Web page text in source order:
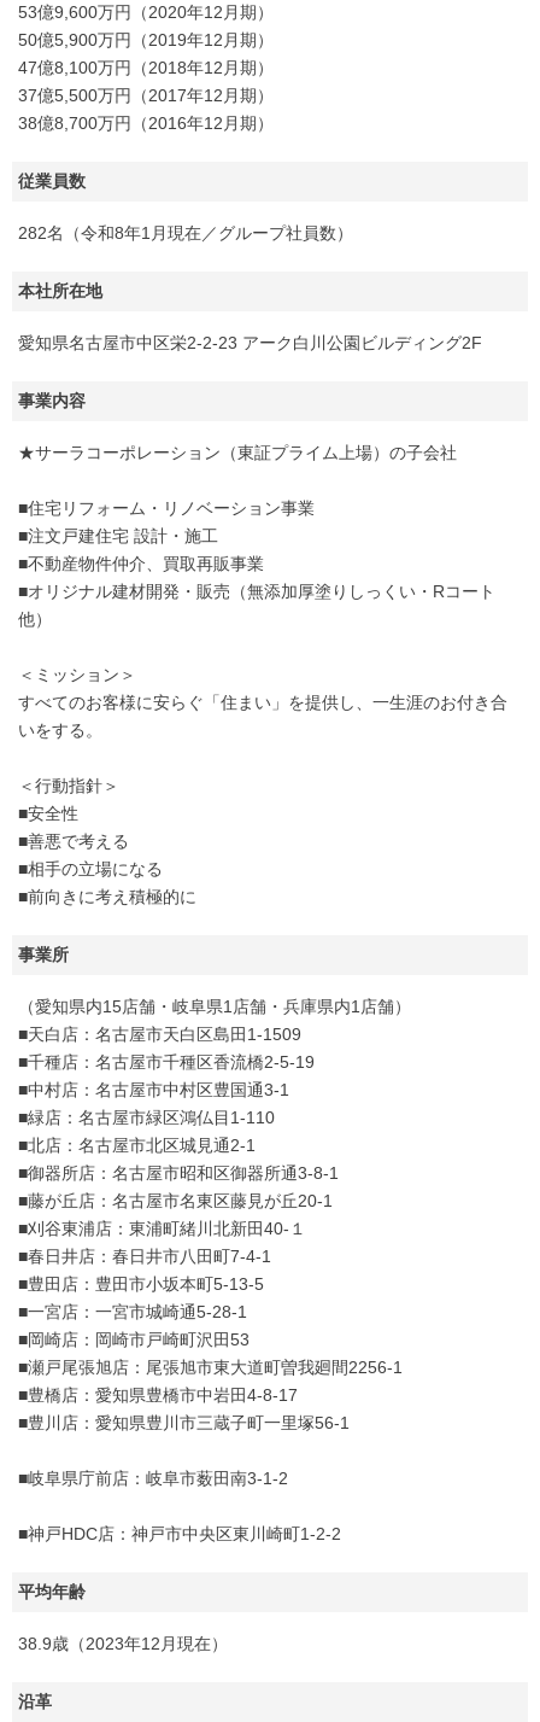
53億9,600万円（2020年12月期）
50億5,900万円（2019年12月期）
47億8,100万円（2018年12月期）
37億5,500万円（2017年12月期）
38億8,700万円（2016年12月期）
従業員数
282名（令和8年1月現在／グループ社員数）
本社所在地
愛知県名古屋市中区栄2-2-23 アーク白川公園ビルディング2F
事業内容
★サーラコーポレーション（東証プライム上場）の子会社
■住宅リフォーム・リノベーション事業
■注文戸建住宅 設計・施工
■不動産物件仲介、買取再販事業
■オリジナル建材開発・販売（無添加厚塗りしっくい・Rコート
他）
＜ミッション＞
すべてのお客様に安らぐ「住まい」を提供し、一生涯のお付き合
いをする。
＜行動指針＞
■安全性
■善悪で考える
■相手の立場になる
■前向きに考え積極的に
事業所
（愛知県内15店舗・岐阜県1店舗・兵庫県内1店舗）
■天白店：名古屋市天白区島田1-1509
■千種店：名古屋市千種区香流橋2-5-19
■中村店：名古屋市中村区豊国通3-1
■緑店：名古屋市緑区鴻仏目1-110
■北店：名古屋市北区城見通2-1
■御器所店：名古屋市昭和区御器所通3-8-1
■藤が丘店：名古屋市名東区藤見が丘20-1
■刈谷東浦店：東浦町緒川北新田40-１
■春日井店：春日井市八田町7-4-1
■豊田店：豊田市小坂本町5-13-5
■一宮店：一宮市城崎通5-28-1
■岡崎店：岡崎市戸崎町沢田53
■瀬戸尾張旭店：尾張旭市東大道町曽我廻間2256-1
■豊橋店：愛知県豊橋市中岩田4-8-17
■豊川店：愛知県豊川市三蔵子町一里塚56-1
■岐阜県庁前店：岐阜市薮田南3-1-2
■神戸HDC店：神戸市中央区東川崎町1-2-2
平均年齢
38.9歳（2023年12月現在）
沿革